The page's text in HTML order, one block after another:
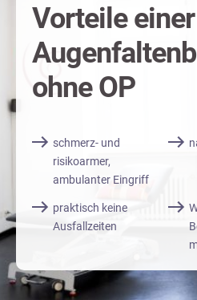
Vorteile einer
ohne OP
schmerz- und
risikoarmer,
ambulanter Eingriff
praktisch keine
Ausfallzeiten